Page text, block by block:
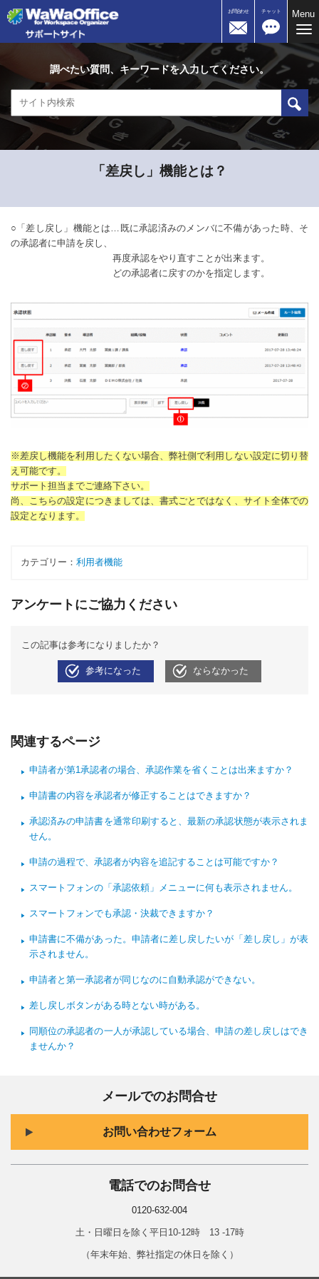
お問合わせ チャット
Menu
調べたい質問、キーワードを入力してください。
「差戻し」機能とは？
○「差し戻し」機能とは…既に承認済みのメンバに不備があった時、そ
の承認者に申請を戻し、
再度承認をやり直すことが出来ます。
どの承認者に戻すのかを指定します。
※差戻し機能を利用したくない場合、弊社側で利用しない設定に切り替
え可能です。
サポート担当までご連絡下さい。
尚、こちらの設定につきましては、書式ごとではなく、サイト全体での
設定となります。
カテゴリー： 利用者機能
アンケートにご協力ください
この記事は参考になりましたか？
参考になった ならなかった
関連するページ
申請者が第1承認者の場合、承認作業を省くことは出来ますか？
申請書の内容を承認者が修正することはできますか？
承認済みの申請書を通常印刷すると、最新の承認状態が表示されま
せん。
申請の過程で、承認者が内容を追記することは可能ですか？
スマートフォンの「承認依頼」メニューに何も表示されません。
スマートフォンでも承認・決裁できますか？
申請書に不備があった。申請者に差し戻したいが「差し戻し」が表
示されません。
申請者と第一承認者が同じなのに自動承認ができない。
差し戻しボタンがある時とない時がある。
同順位の承認者の一人が承認している場合、申請の差し戻しはでき
ませんか？
メールでのお問合せ
お問い合わせフォーム
電話でのお問合せ
0120-632-004
土・日曜日を除く平日10-12時 13 -17時
（年末年始、弊社指定の休日を除く）